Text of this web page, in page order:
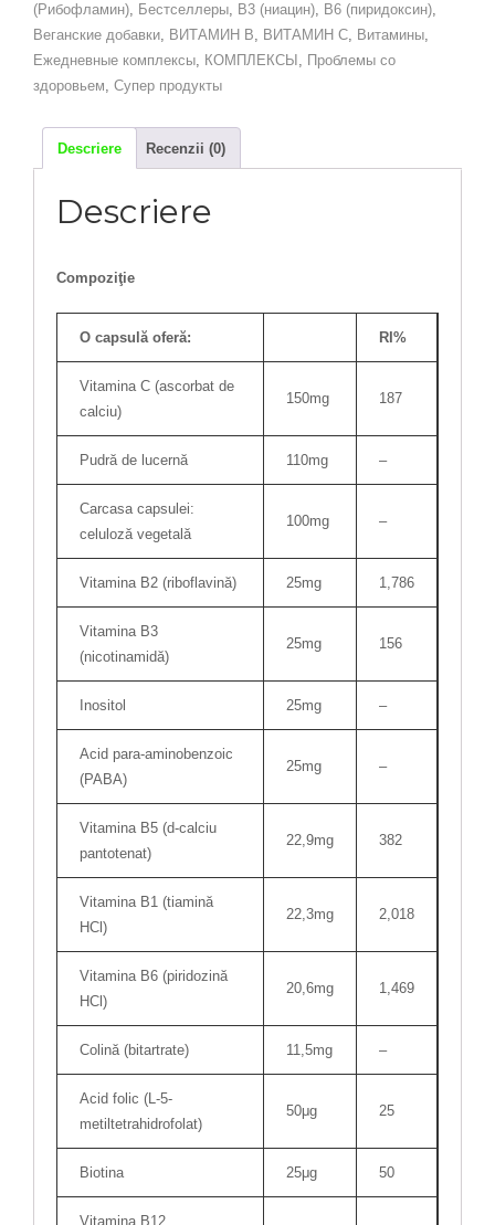
și
vitamina
C
150
60
vegane
(Рибофламин), Бестселлеры, В3 (ниацин), В6 (пиридоксин),
Веганские добавки, ВИТАМИН В, ВИТАМИН С, Витамины,
Ежедневные комплексы, КОМПЛЕКСЫ , Проблемы со
здоровьем, Супер продукты
Descriere Recenzii (0)
Descriere
Compoziţie
O capsulă oferă: RI%
Vitamina C (ascorbat de
calciu)
150mg 187
Pudră de lucernă 110mg –
Carcasa capsulei:
celuloză vegetală
100mg –
Vitamina B2 (riboflavină) 25mg 1,786
Vitamina B3
(nicotinamidă)
25mg 156
Inositol 25mg –
Acid para-aminobenzoic
(PABA)
25mg –
Vitamina B5 (d-calciu
pantotenat)
22,9mg 382
Vitamina B1 (tiamină
HCl)
22,3mg 2,018
Vitamina B6 (piridozină
HCl)
20,6mg 1,469
Colină (bitartrate) 11,5mg –
Acid folic (L-5-
metiltetrahidrofolat)
50μg 25
Biotina 25μg 50
Vitamina B12